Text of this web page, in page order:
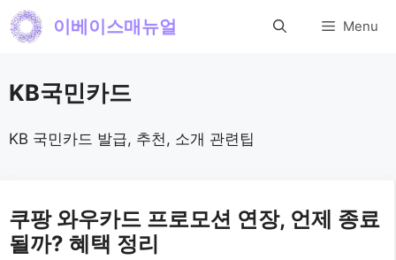
컨
로
건
기
이베이스매뉴얼 Menu
KB국민카드
KB 국민카드 발급, 추천, 소개 관련팁
쿠팡 와우카드 프로모션 연장, 언제 종료
될까? 혜택 정리